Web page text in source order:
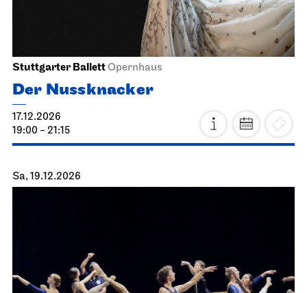
Stuttgarter BallettOpernhaus
Der Nussknacker
17.12.2026
19:00 - 21:15
Sa, 19.12.2026